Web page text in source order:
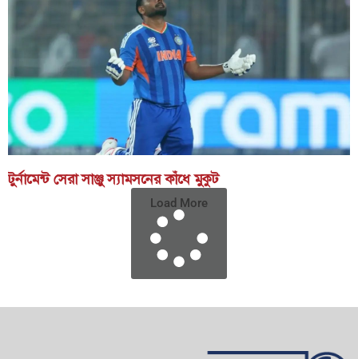
টুর্নামেন্ট সেরা সাঞ্জু স্যামসনের কাঁধে মুকুট
Load More